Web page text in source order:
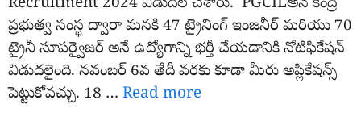
Recruitment 2024 విడుదల చేశారు. PGCILఅనే కేంద్ర
ప్రభుత్వ సంస్థ ద్వారా మనకి 47 ట్రైనింగ్ ఇంజనీర్ మరియు 70
ట్రైనీ సూపర్వైజర్ అనే ఉద్యోగాన్ని భర్తీ చేయడానికి నోటిఫికేషన్
విడుదలైంది. నవంబర్ 6వ తేదీ వరకు కూడా మీరు అప్లికేషన్స్
పెట్టుకోవచ్చు. 18 … Read more